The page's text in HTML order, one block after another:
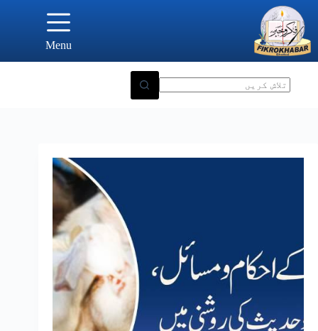
content
Menu